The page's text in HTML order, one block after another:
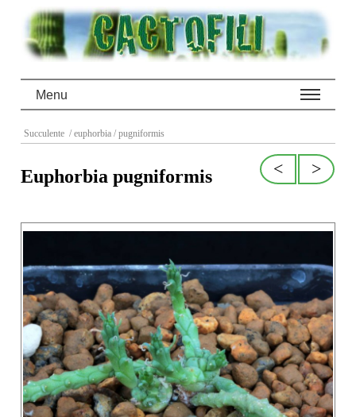
Menu
Succulente / euphorbia / pugniformis
>
<
Euphorbia pugniformis